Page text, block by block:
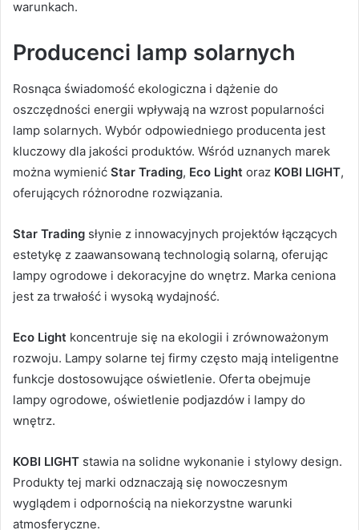
warunkach.
Producenci lamp solarnych
Rosnąca świadomość ekologiczna i dążenie do
oszczędności energii wpływają na wzrost popularności
lamp solarnych. Wybór odpowiedniego producenta jest
kluczowy dla jakości produktów. Wśród uznanych marek
można wymienić Star Trading, Eco Light oraz KOBI LIGHT,
oferujących różnorodne rozwiązania.
Star Trading słynie z innowacyjnych projektów łączących
estetykę z zaawansowaną technologią solarną, oferując
lampy ogrodowe i dekoracyjne do wnętrz. Marka ceniona
jest za trwałość i wysoką wydajność.
Eco Light koncentruje się na ekologii i zrównoważonym
rozwoju. Lampy solarne tej firmy często mają inteligentne
funkcje dostosowujące oświetlenie. Oferta obejmuje
lampy ogrodowe, oświetlenie podjazdów i lampy do
wnętrz.
KOBI LIGHT stawia na solidne wykonanie i stylowy design.
Produkty tej marki odznaczają się nowoczesnym
wyglądem i odpornością na niekorzystne warunki
atmosferyczne.